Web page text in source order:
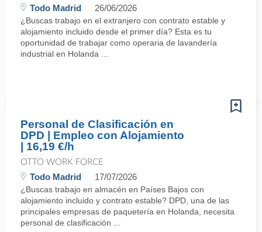
Todo Madrid 26/06/2026
¿Buscas trabajo en el extranjero con contrato estable y
alojamiento incluido desde el primer día? Esta es tu
oportunidad de trabajar como operaria de lavandería
industrial en Holanda ...
Personal de Clasificación en
DPD | Empleo con Alojamiento
| 16,19 €/h
OTTO WORK FORCE
Todo Madrid 17/07/2026
¿Buscas trabajo en almacén en Países Bajos con
alojamiento incluido y contrato estable? DPD, una de las
principales empresas de paquetería en Holanda, necesita
personal de clasificación ...